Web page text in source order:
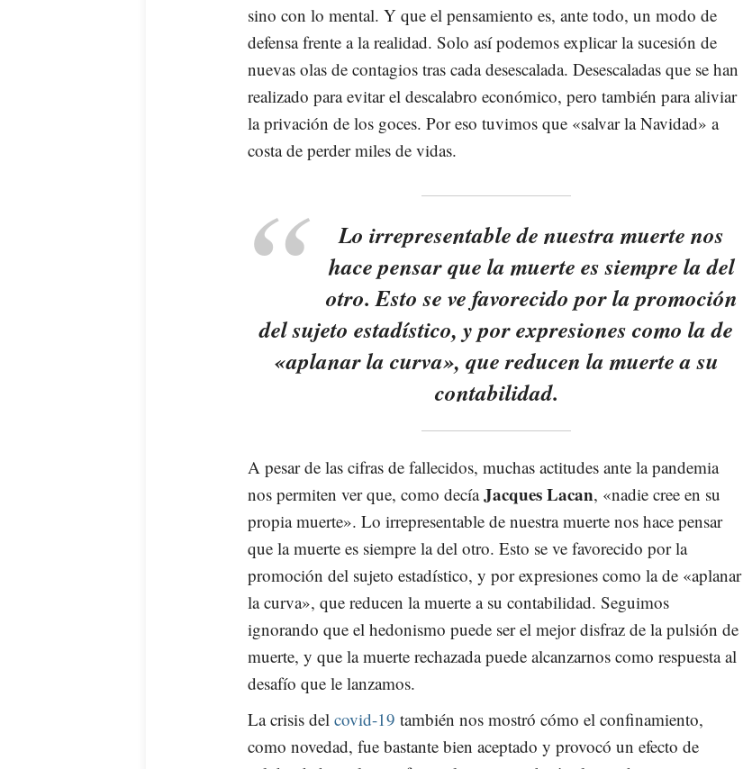
sino con lo mental. Y que el pensamiento es, ante todo, un modo de
defensa frente a la realidad. Solo así podemos explicar la sucesión de
nuevas olas de contagios tras cada desescalada. Desescaladas que se han
realizado para evitar el descalabro económico, pero también para aliviar
la privación de los goces. Por eso tuvimos que «salvar la Navidad» a
costa de perder miles de vidas.
Lo irrepresentable de nuestra muerte nos
hace pensar que la muerte es siempre la del
otro. Esto se ve favorecido por la promoción
del sujeto estadístico, y por expresiones como la de
«aplanar la curva», que reducen la muerte a su
contabilidad.
A pesar de las cifras de fallecidos, muchas actitudes ante la pandemia
nos permiten ver que, como decíaJacques Lacan, «nadie cree en su
propia muerte». Lo irrepresentable de nuestra muerte nos hace pensar
que la muerte es siempre la del otro. Esto se ve favorecido por la
promoción del sujeto estadístico, y por expresiones como la de «aplanar
la curva», que reducen la muerte a su contabilidad. Seguimos
ignorando que el hedonismo puede ser el mejor disfraz de la pulsión de
muerte, y que la muerte rechazada puede alcanzarnos como respuesta al
desafío que le lanzamos.
La crisis delcovid-19 también nos mostró cómo el confinamiento,
como novedad, fue bastante bien aceptado y provocó un efecto de